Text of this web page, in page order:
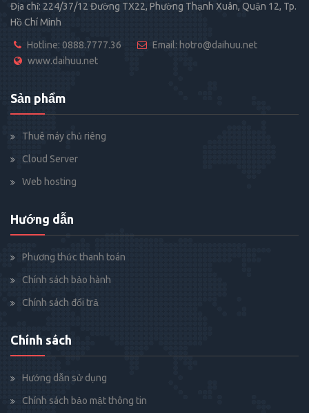
Địa chỉ: 224/37/12 Đường TX22, Phường Thạnh Xuân, Quận 12, Tp.
Hồ Chí Minh
Hotline: 0888.7777.36
Email: hotro@daihuu.net
www.daihuu.net
Sản phẩm
Thuê máy chủ riêng
Cloud Server
Web hosting
Hướng dẫn
Phương thức thanh toán
Chính sách bảo hành
Chính sách đổi trả
Chính sách
Hướng dẫn sử dụng
Chính sách bảo mật thông tin